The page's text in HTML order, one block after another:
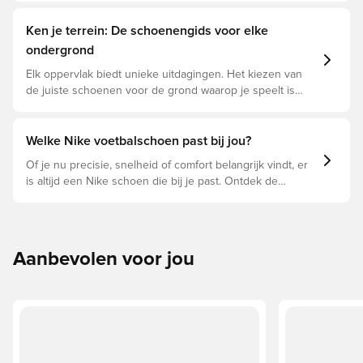
Ken je terrein: De schoenengids voor elke
ondergrond
Elk oppervlak biedt unieke uitdagingen. Het kiezen van
de juiste schoenen voor de grond waarop je speelt is
schoen. Lees verder om te zien welke schoenen de
Welke Nike voetbalschoen past bij jou?
Of je nu precisie, snelheid of comfort belangrijk vindt, er
is altijd een Nike schoen die bij je past. Ontdek de
Aanbevolen voor jou